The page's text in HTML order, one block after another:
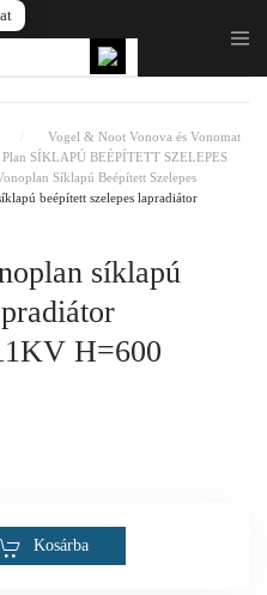
Vogel & Noot Vonova és Vonomat
SÍKLAPÚ BEÉPÍTETT SZELEPES
Síklapú Beépített Szelepes
beépített szelepes lapradiátor
síklapú
H=600
Kosárba